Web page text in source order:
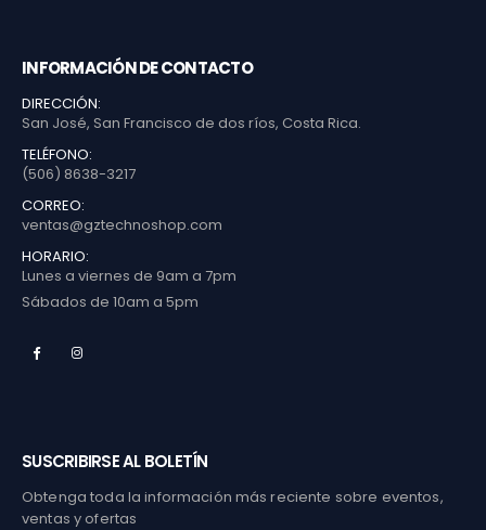
INFORMACIÓN DE CONTACTO
DIRECCIÓN:
San José, San Francisco de dos ríos, Costa Rica.
TELÉFONO:
(506) 8638-3217
CORREO:
ventas@gztechnoshop.com
HORARIO:
Lunes a viernes de 9am a 7pm
Sábados de 10am a 5pm
SUSCRIBIRSE AL BOLETÍN
Obtenga toda la información más reciente sobre eventos,
ventas y ofertas